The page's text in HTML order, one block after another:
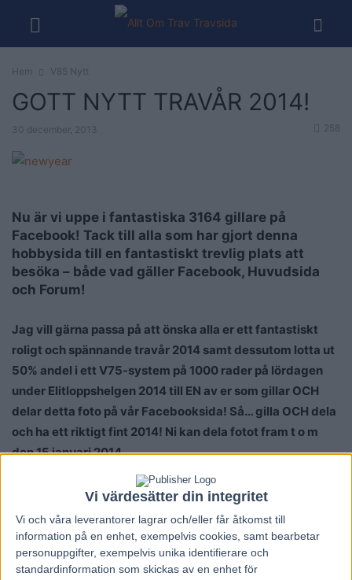
Vi värdesätter din integritet
Vi och våra leverantorer lagrar och/eller får åtkomst till
information på en enhet, exempelvis cookies, samt bearbetar
personuppgifter, exempelvis unika identifierare och
standardinformation som skickas av en enhet för
Hem V85 Nytt
GOTT NYTT TRAVÅR 2014!
30 december, 2013 258
Nu är vi uppe i fantastiska 3164 gillare på
Facebook! Tack till alla som har gjort denna
hobbysida till en fantastiskt trevlig plats att
besöka – både vad gäller Facebook, Huvudsida
och Forum!
Jag vill gärna passa på att önska alla er ett fantastiskt
roligt och spännande travår 2014 samt dessutom lotta ut
50% andel i ett V75-system på 1000 rader på lördagen
under Elitloppshelgen 2014 till EN av er som gillar OCH
delar detta foto på vår Facebooksida! Så… gilla OCH dela
och ha ett riktigt fint 2014! Ni kan dela fotot fram t o m
den 15 januari 2014.
www.facebook.com/AlltOmTrav.info
Stefan Regebro
alltomtrav.info